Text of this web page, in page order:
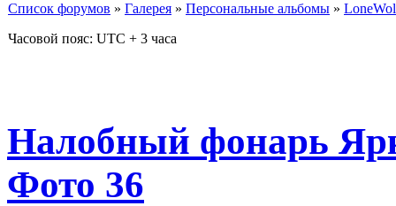
Список форумов » Галерея » Персональные альбомы »
Часовой пояс: UTC + 3 часа
Налобный фонарь
Фото 36